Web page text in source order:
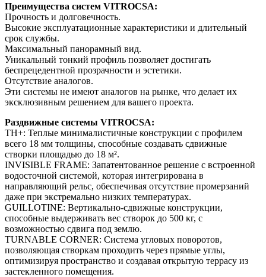
Преимущества систем VITROCSA:
Прочность и долговечность.
Высокие эксплуатационные характеристики и длительный
срок службы.
Максимальный панорамный вид.
Уникальный тонкий профиль позволяет достигать
беспрецедентной прозрачности и эстетики.
Отсутствие аналогов.
Эти системы не имеют аналогов на рынке, что делает их
эксклюзивным решением для вашего проекта.
Раздвижные системы VITROCSA:
TH+: Теплые минималистичные конструкции с профилем
всего 18 мм толщины, способные создавать сдвижные
створки площадью до 18 м².
INVISIBLE FRAME: Запатентованное решение с встроенной
водосточной системой, которая интегрирована в
направляющий рельс, обеспечивая отсутствие промерзаний
даже при экстремально низких температурах.
GUILLOTINE: Вертикально-сдвижные конструкции,
способные выдерживать вес створок до 500 кг, с
возможностью сдвига под землю.
TURNABLE CORNER: Система угловых поворотов,
позволяющая створкам проходить через прямые углы,
оптимизируя пространство и создавая открытую террасу из
застекленного помещения.